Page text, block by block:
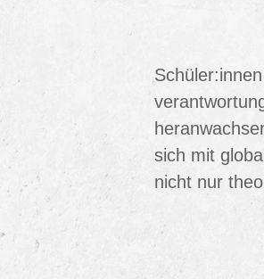
sich mit
nicht nur